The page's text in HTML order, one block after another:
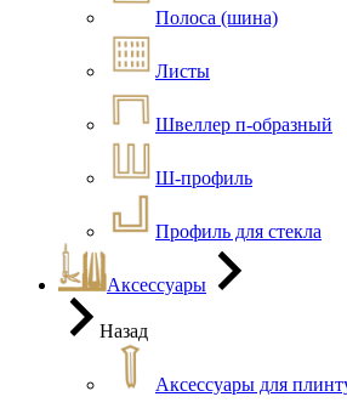
Полоса (шина)
Листы
Швеллер п-образный
Ш-профиль
Профиль для стекла
Аксессуары
Назад
Аксессуары для